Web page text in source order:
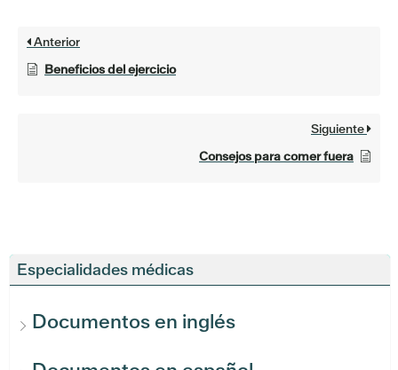
Especialidades médicas
Documentos en inglés
Anterior
Beneficios del ejercicio
Siguiente
Consejos para comer fuera